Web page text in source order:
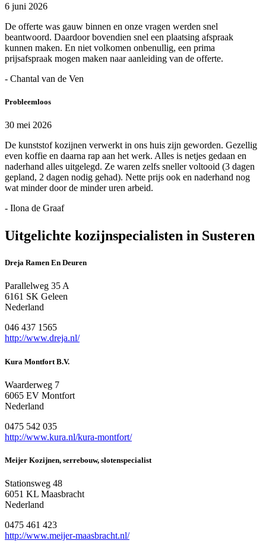
6 juni 2026
De offerte was gauw binnen en onze vragen werden snel
beantwoord. Daardoor bovendien snel een plaatsing afspraak
kunnen maken. En niet volkomen onbenullig, een prima
prijsafspraak mogen maken naar aanleiding van de offerte.
- Chantal van de Ven
Probleemloos
30 mei 2026
De kunststof kozijnen verwerkt in ons huis zijn geworden. Gezellig
even koffie en daarna rap aan het werk. Alles is netjes gedaan en
naderhand alles uitgelegd. Ze waren zelfs sneller voltooid (3 dagen
gepland, 2 dagen nodig gehad). Nette prijs ook en naderhand nog
wat minder door de minder uren arbeid.
- Ilona de Graaf
Uitgelichte kozijnspecialisten in Susteren
Dreja Ramen En Deuren
Parallelweg 35 A
6161 SK Geleen
Nederland
046 437 1565
http://www.dreja.nl/
Kura Montfort B.V.
Waarderweg 7
6065 EV Montfort
Nederland
0475 542 035
http://www.kura.nl/kura-montfort/
Meijer Kozijnen, serrebouw, slotenspecialist
Stationsweg 48
6051 KL Maasbracht
Nederland
0475 461 423
http://www.meijer-maasbracht.nl/